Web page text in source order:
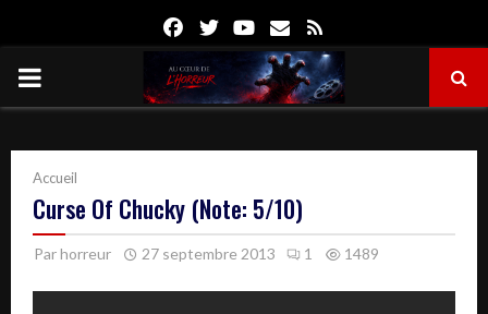
FacebookTwitterYoutube
Email
PRIMARY
Accueil
Curse Of Chucky (Note: 5/10)
Parhorreur 27 septembre 2013 1 1489